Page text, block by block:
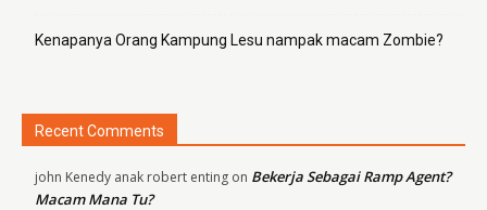
Kenapanya Orang Kampung Lesu nampak macam Zombie?
Recent Comments
john Kenedy anak robert enting on Bekerja Sebagai Ramp Agent?
Macam Mana Tu?